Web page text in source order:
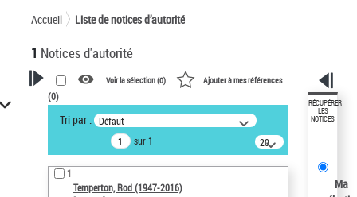
Accueil Liste de notices d’autorité
1 Notices d'autorité
VOTRE RECHERCHE
Recherche avancée dans les
notices d’autorité
Œuvres liées à l'auteur :
Temperton, Rod (1947-2016)
Voir la sélection (0) Ajouter à mes références
(0)
Tri par : Défaut
sur 1
20
résultats/page
1
Temperton, Rod (1947-2016)
RÉCUPÉRER
LES
NOTICES
Ma